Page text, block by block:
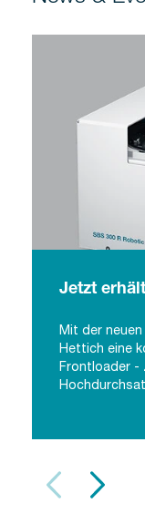
Jetzt
Jetzt
Mit der
Hettich eine
Frontloader